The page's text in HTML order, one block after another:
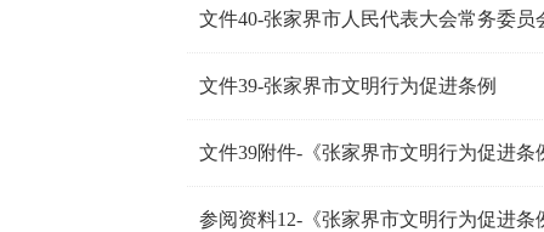
文件39-张家界市文明行为促进条例
文件39附件-《张家界市文明行为促进
参阅资料12-《张家界市文明行为促进条